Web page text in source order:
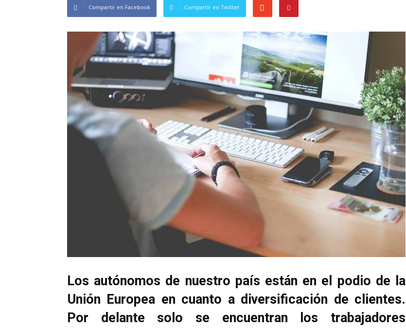
Compartir en Facebook Compartir en Twitter
Los autónomos de nuestro país están en el podio de la
Unión Europea en cuanto a diversificación de clientes.
Por delante solo se encuentran los trabajadores